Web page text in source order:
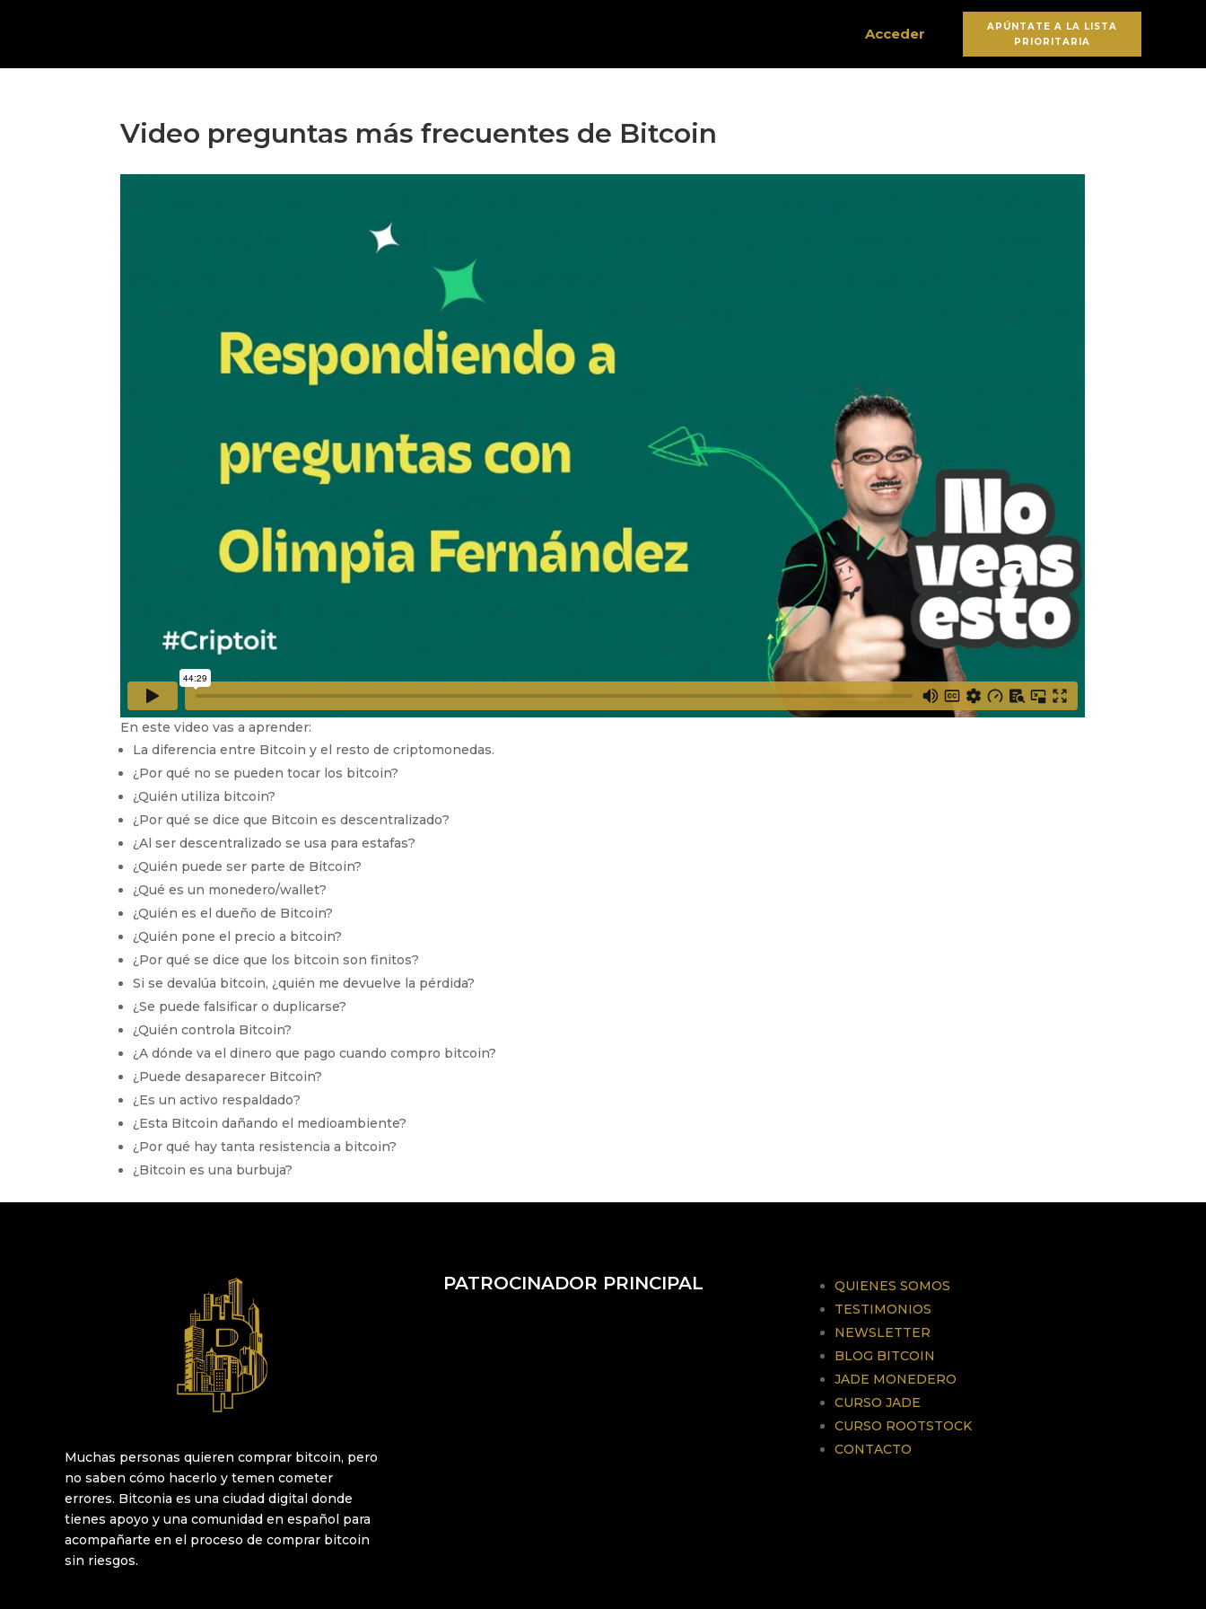
Acceder
Buscar:APÚNTATE A LA LISTA
PRIORITARIA
Video preguntas más frecuentes de Bitcoin
En este video vas a aprender:
La diferencia entre Bitcoin y el resto de criptomonedas.
¿Por qué no se pueden tocar los bitcoin?
¿Quién utiliza bitcoin?
¿Por qué se dice que Bitcoin es descentralizado?
¿Al ser descentralizado se usa para estafas?
¿Quién puede ser parte de Bitcoin?
¿Qué es un monedero/wallet?
¿Quién es el dueño de Bitcoin?
¿Quién pone el precio a bitcoin?
¿Por qué se dice que los bitcoin son finitos?
Si se devalúa bitcoin, ¿quién me devuelve la pérdida?
¿Se puede falsificar o duplicarse?
¿Quién controla Bitcoin?
¿A dónde va el dinero que pago cuando compro bitcoin?
¿Puede desaparecer Bitcoin?
¿Es un activo respaldado?
¿Esta Bitcoin dañando el medioambiente?
¿Por qué hay tanta resistencia a bitcoin?
¿Bitcoin es una burbuja?
Muchas personas quieren comprar bitcoin, pero
no saben cómo hacerlo y temen cometer
errores. Bitconia es una ciudad digital donde
tienes apoyo y una comunidad en español para
acompañarte en el proceso de comprar bitcoin
sin riesgos.
PATROCINADOR PRINCIPAL
QUIENES SOMOS
TESTIMONIOS
NEWSLETTER
BLOG BITCOIN
JADE MONEDERO
CURSO JADE
CURSO ROOTSTOCK
CONTACTO